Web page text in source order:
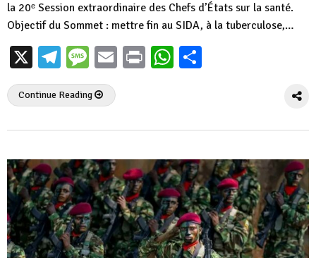
la 20ᵉ Session extraordinaire des Chefs d’États sur la santé.
Objectif du Sommet : mettre fin au SIDA, à la tuberculose,…
X Telegram
Message
EmailPrintWhatsApp
Continue Reading